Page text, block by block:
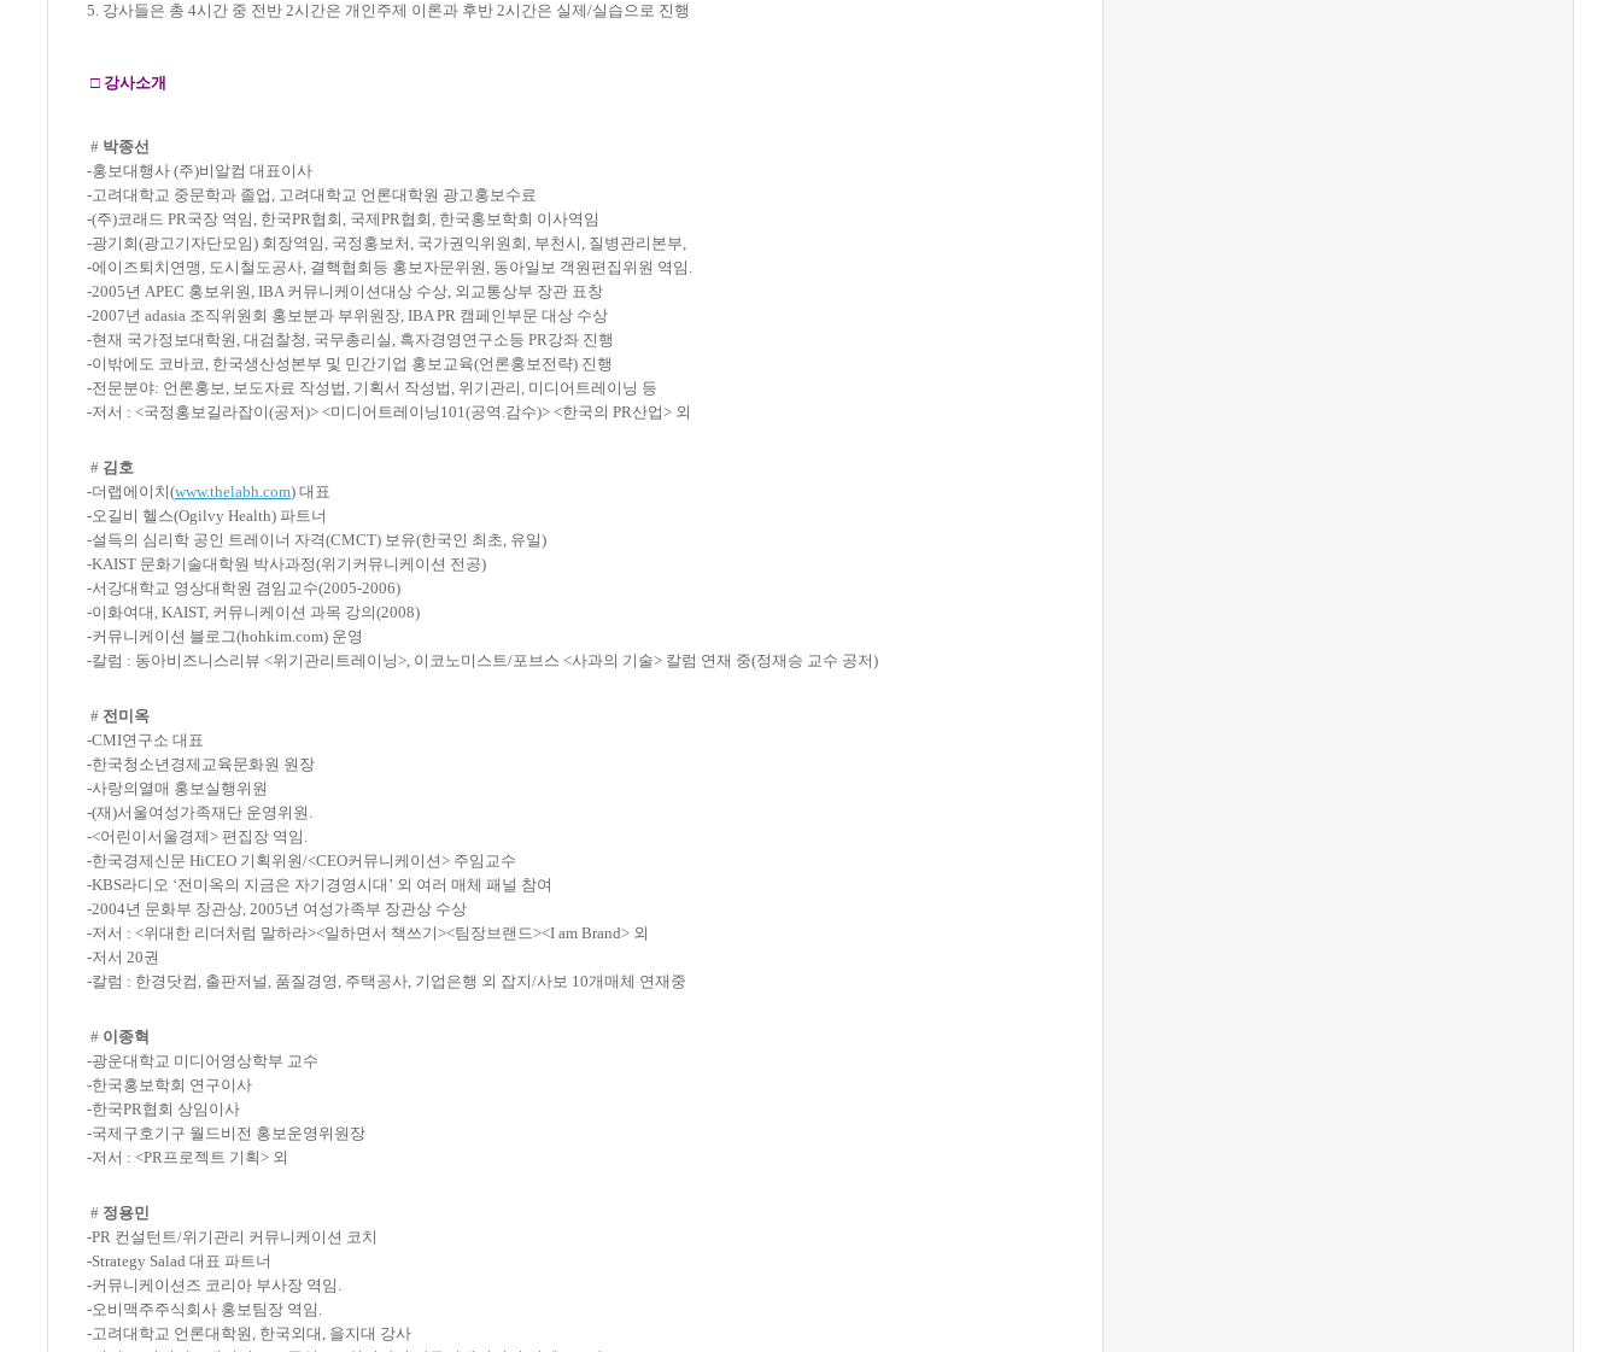
5. 강사들은 총 4시간 중 전반 2시간은 개인주제 이론과 후반 2시간은 실제/실습으로 진행
□ 강사소개
# 박종선
-홍보대행사 (주)비알컴 대표이사
-고려대학교 중문학과 졸업, 고려대학교 언론대학원 광고홍보수료
-(주)코래드 PR국장 역임, 한국PR협회, 국제PR협회, 한국홍보학회 이사역임
-광기회(광고기자단모임) 회장역임, 국정홍보처, 국가권익위원회, 부천시, 질병관리본부,
-에이즈퇴치연맹, 도시철도공사, 결핵협회등 홍보자문위원, 동아일보 객원편집위원 역임.
-2005년 APEC 홍보위원, IBA 커뮤니케이션대상 수상, 외교통상부 장관 표창
-2007년 adasia 조직위원회 홍보분과 부위원장, IBA PR 캠페인부문 대상 수상
-현재 국가정보대학원, 대검찰청, 국무총리실, 흑자경영연구소등 PR강좌 진행
-이밖에도 코바코, 한국생산성본부 및 민간기업 홍보교육(언론홍보전략) 진행
-전문분야: 언론홍보, 보도자료 작성법, 기획서 작성법, 위기관리, 미디어트레이닝 등
-저서 : <국정홍보길라잡이(공저)> <미디어트레이닝101(공역.감수)> <한국의 PR산업> 외
# 김호
-더랩에이치(www.thelabh.com) 대표
-오길비 헬스(Ogilvy Health) 파트너
-설득의 심리학 공인 트레이너 자격(CMCT) 보유(한국인 최초, 유일)
-KAIST 문화기술대학원 박사과정(위기커뮤니케이션 전공)
-서강대학교 영상대학원 겸임교수(2005-2006)
-이화여대, KAIST, 커뮤니케이션 과목 강의(2008)
-커뮤니케이션 블로그(hohkim.com) 운영
-칼럼 : 동아비즈니스리뷰 <위기관리트레이닝>, 이코노미스트/포브스 <사과의 기술> 칼럼 연재 중(정재승 교수 공저)
# 전미옥
-CMI연구소 대표
-한국청소년경제교육문화원 원장
-사랑의열매 홍보실행위원
-(재)서울여성가족재단 운영위원.
-<어린이서울경제> 편집장 역임.
-한국경제신문 HiCEO 기획위원/<CEO커뮤니케이션> 주임교수
-KBS라디오 ‘전미옥의 지금은 자기경영시대’ 외 여러 매체 패널 참여
-2004년 문화부 장관상, 2005년 여성가족부 장관상 수상
-저서 : <위대한 리더처럼 말하라><일하면서 책쓰기><팀장브랜드><I am Brand> 외
-저서 20권
-칼럼 : 한경닷컴, 출판저널, 품질경영, 주택공사, 기업은행 외 잡지/사보 10개매체 연재중
# 이종혁
-광운대학교 미디어영상학부 교수
-한국홍보학회 연구이사
-한국PR협회 상임이사
-국제구호기구 월드비전 홍보운영위원장
-저서 : <PR프로젝트 기획> 외
# 정용민
-PR 컨설턴트/위기관리 커뮤니케이션 코치
-Strategy Salad 대표 파트너
-커뮤니케이션즈 코리아 부사장 역임.
-오비맥주주식회사 홍보팀장 역임.
-고려대학교 언론대학원, 한국외대, 을지대 강사